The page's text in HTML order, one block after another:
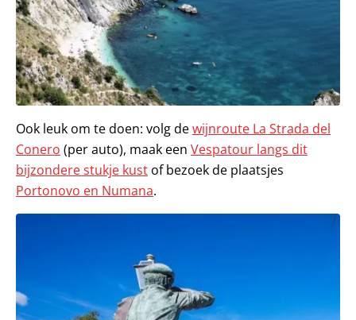
Ook leuk om te doen: volg dewijnroute La Strada del
Conero (per auto), maak een Vespatour langs dit
bijzondere stukje kust of bezoek de plaatsjes
Portonovo en Numana.